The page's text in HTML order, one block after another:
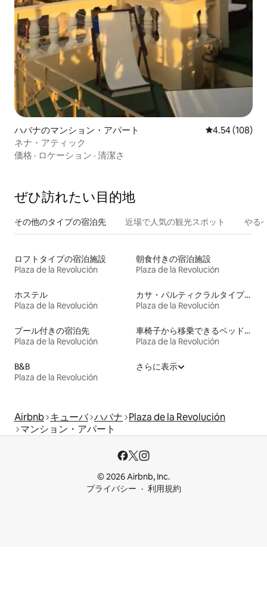
ハバナのマンション・アパート レビュー108
4.54 (108)
ネナ・アティック
価格 · ロケーション · 清潔さ
ぜひ訪⁠れ⁠た⁠い目⁠的⁠地
その他のタ⁠イ⁠プ⁠の宿⁠泊⁠先 近場で人気の観光スポット やる
ロフトタイプの宿泊施設
Plaza de la Revolución
朝食付きの宿泊施設
Plaza de la Revolución
ホステル
Plaza de la Revolución
カサ・パルティクラルタイプの宿泊施設
Plaza de la Revolución
プール付きの宿泊先
Plaza de la Revolución
車椅子から移乗できるベッドがある宿泊施設
Plaza de la Revolución
B&B
Plaza de la Revolución
さらに表示
Airbnb キューバ ハバナ Plaza de la Revolución
マンション・アパート
© 2026 Airbnb, Inc.
プライバシー
利用規約